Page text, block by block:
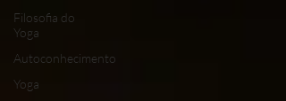
Filosofia do
Yoga
Autoconhecimento
Yoga